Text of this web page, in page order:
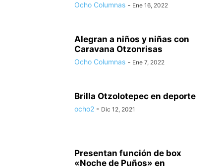
Ocho Columnas - Ene 16, 2022
Alegran a niños y niñas con
Caravana Otzonrisas
Ocho Columnas - Ene 7, 2022
Brilla Otzolotepec en deporte
ocho2 - Dic 12, 2021
Presentan función de box
«Noche de Puños» en